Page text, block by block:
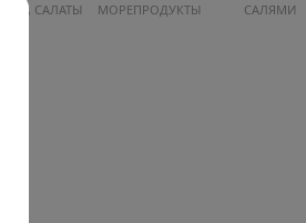
САЛАТЫ МОРЕПРОДУКТЫ САЛЯМИ